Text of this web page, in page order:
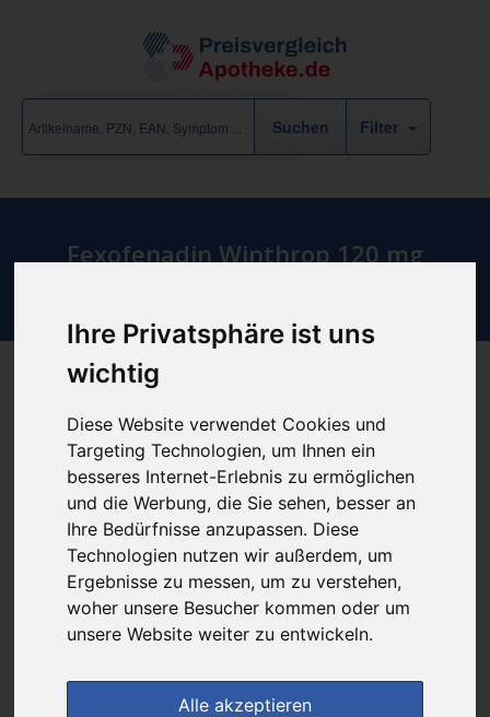
Ihre Privatsphäre ist uns
wichtig
Diese Website verwendet Cookies und
Targeting Technologien, um Ihnen ein
besseres Internet-Erlebnis zu ermöglichen
und die Werbung, die Sie sehen, besser an
Ihre Bedürfnisse anzupassen. Diese
Technologien nutzen wir außerdem, um
Ergebnisse zu messen, um zu verstehen,
woher unsere Besucher kommen oder um
unsere Website weiter zu entwickeln.
Alle akzeptieren
Filter
Fexofenadin Winthrop 120 mg
günstigster Produktpreis ab
17,71 €
bei
Rathaus Apotheke
& inkl. MwSt.